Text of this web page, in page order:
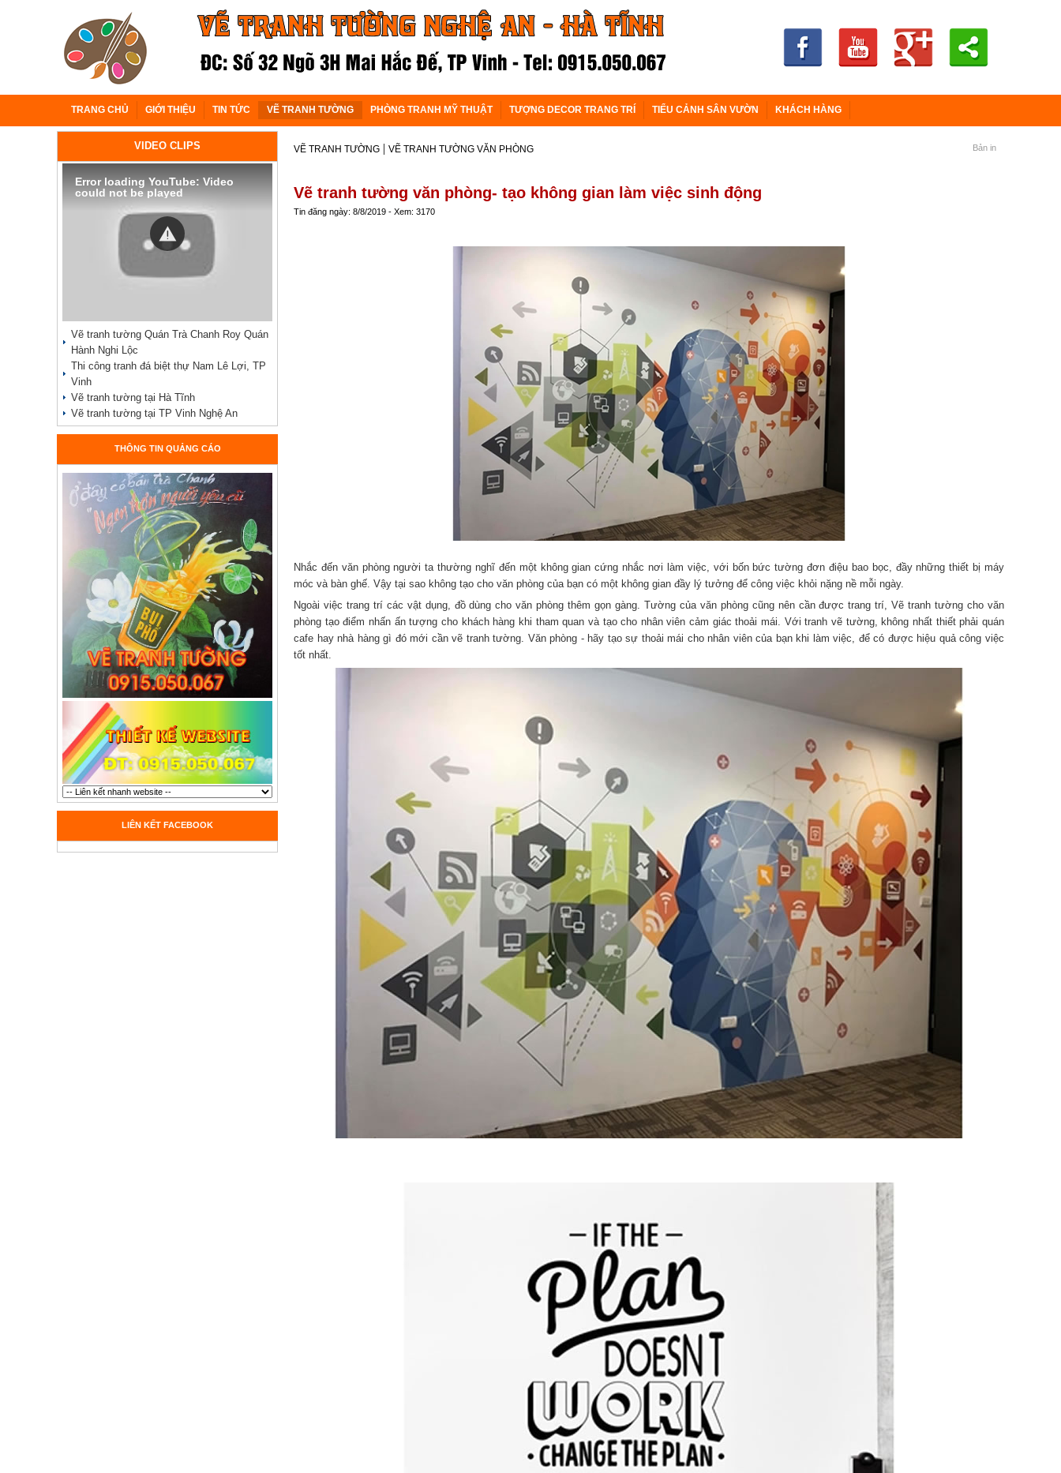
TRANG CHỦ GIỚI THIỆU TIN TỨC VẼ TRANH TƯỜNG PHÒNG TRANH MỸ THUẬT TƯỢNG DECOR TRANG TRÍ TIỂU CẢNH SÂN VƯỜN KHÁCH HÀNG
VIDEO CLIPS
Error loading YouTube: Video
could not be played
Vẽ tranh tường Quán Trà Chanh Roy Quán
Hành Nghi Lộc
Thi công tranh đá biệt thự Nam Lê Lợi, TP
Vinh
Vẽ tranh tường tại Hà Tĩnh
Vẽ tranh tường tại TP Vinh Nghệ An
THÔNG TIN QUẢNG CÁO
LIÊN KẾT FACEBOOK
VẼ TRANH TƯỜNG | VẼ TRANH TƯỜNG VĂN PHÒNG Bản in
Vẽ tranh tường văn phòng- tạo không gian làm việc sinh động
Tin đăng ngày: 8/8/2019 - Xem: 3170
Nhắc đến văn phòng người ta thường nghĩ đến một không gian cứng nhắc nơi làm việc, với bốn bức tường đơn điệu bao bọc, đầy những thiết bị máy
móc và bàn ghế. Vậy tại sao không tạo cho văn phòng của bạn có một không gian đầy lý tưởng để công việc khỏi nặng nề mỗi ngày.
Ngoài việc trang trí các vật dụng, đồ dùng cho văn phòng thêm gọn gàng. Tường của văn phòng cũng nên cần được trang trí, Vẽ tranh tường cho văn
phòng tạo điểm nhấn ấn tượng cho khách hàng khi tham quan và tạo cho nhân viên cảm giác thoải mái. Với tranh vẽ tường, không nhất thiết phải quán
cafe hay nhà hàng gì đó mới cần vẽ tranh tường. Văn phòng - hãy tạo sự thoải mái cho nhân viên của bạn khi làm việc, để có được hiệu quả công việc
tốt nhất.